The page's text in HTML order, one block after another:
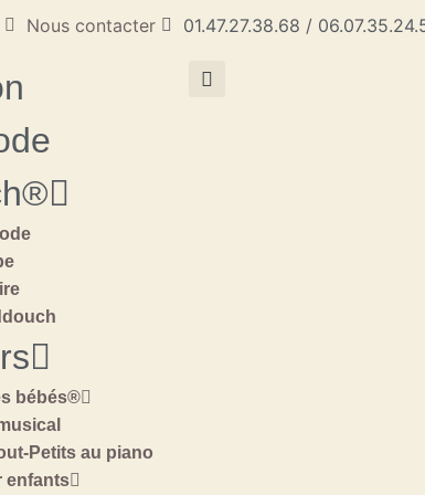
Nous contacter 01.47.27.38.68 /
bébés®
Petits au piano
enfants